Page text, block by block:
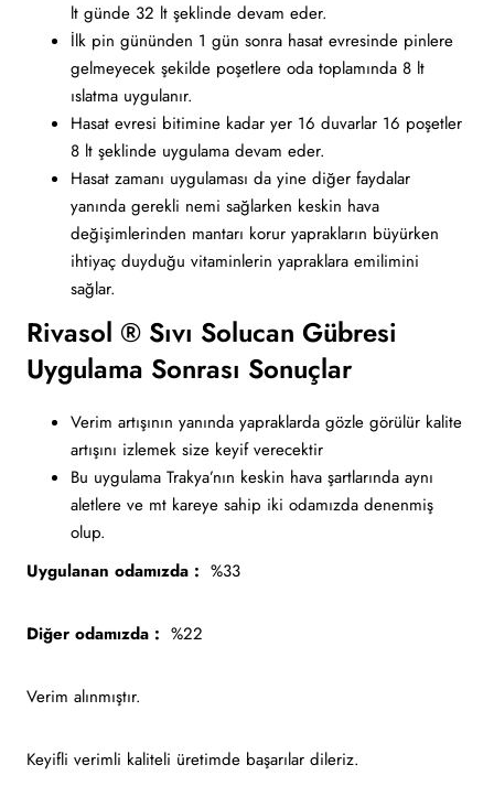
lt günde 32 lt şeklinde devam eder.
İlk pin gününden 1 gün sonra hasat evresinde pinlere
gelmeyecek şekilde poşetlere oda toplamında 8 lt
ıslatma uygulanır.
Hasat evresi bitimine kadar yer 16 duvarlar 16 poşetler
8 lt şeklinde uygulama devam eder.
Hasat zamanı uygulaması da yine diğer faydalar
yanında gerekli nemi sağlarken keskin hava
değişimlerinden mantarı korur yaprakların büyürken
ihtiyaç duyduğu vitaminlerin yapraklara emilimini
sağlar.
Rivasol ® Sıvı Solucan Gübresi
Uygulama Sonrası Sonuçlar
Verim artışının yanında yapraklarda gözle görülür kalite
artışını izlemek size keyif verecektir
Bu uygulama Trakya’nın keskin hava şartlarında aynı
aletlere ve mt kareye sahip iki odamızda denenmiş
olup.
Uygulanan odamızda : %33
Diğer odamızda : %22
Verim alınmıştır.
Keyifli verimli kaliteli üretimde başarılar dileriz.